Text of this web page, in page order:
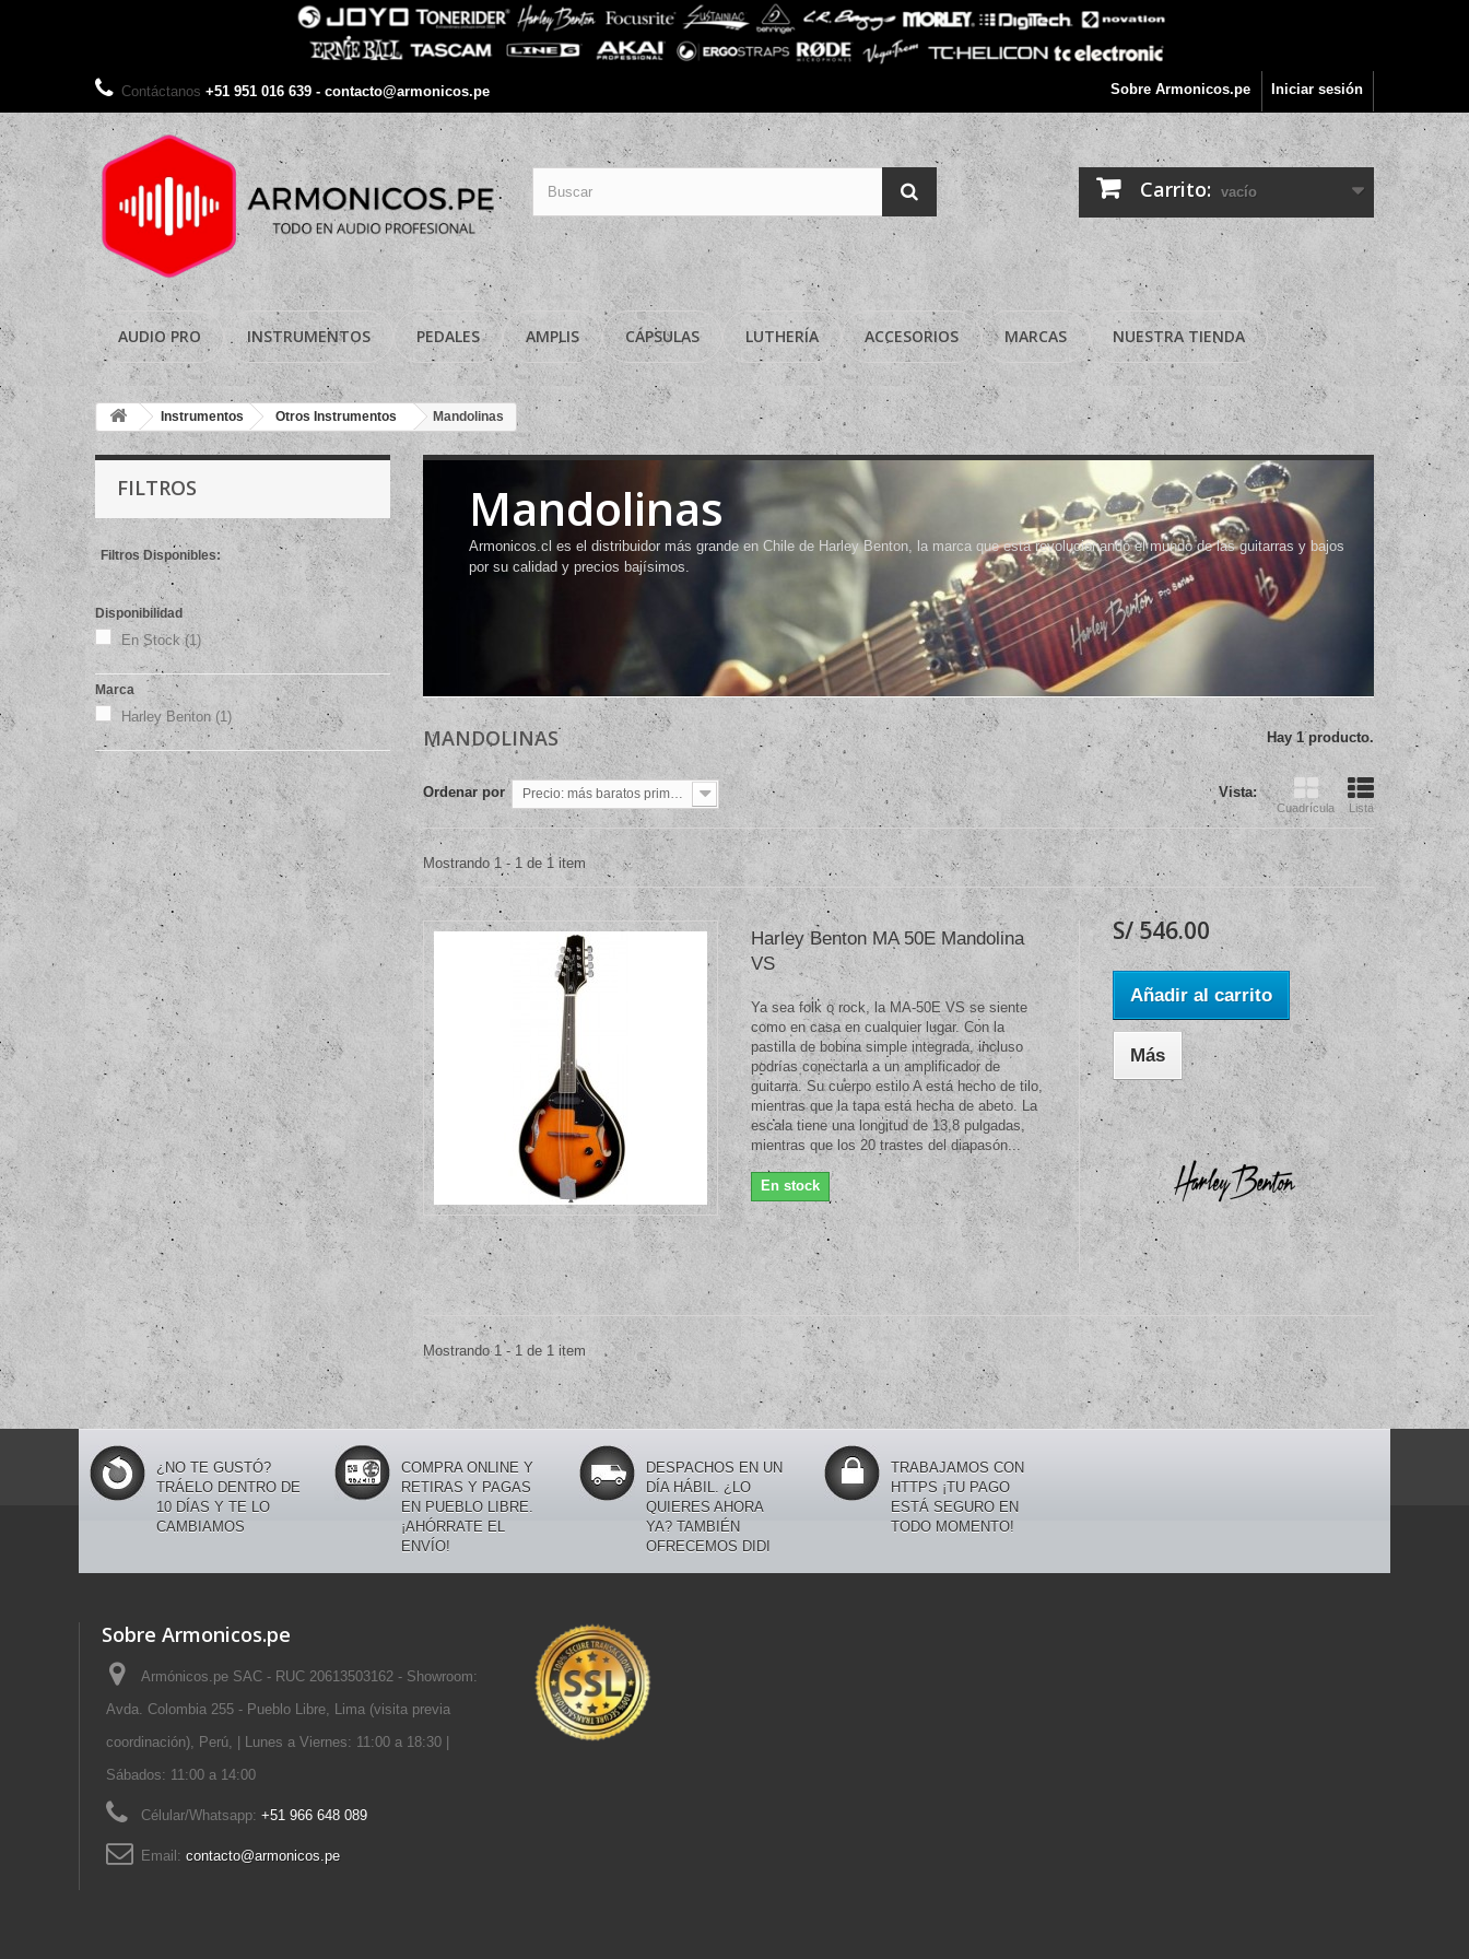
Iniciar sesión
Sobre Armonicos.pe
Contáctanos +51 951 016 639 - contacto@armonicos.pe
Carrito: vacío
AUDIO PRO INSTRUMENTOS PEDALES AMPLIS CÁPSULAS LUTHERÍA ACCESORIOS MARCAS NUESTRA TIENDA
Instrumentos Otros Instrumentos Mandolinas
FILTROS
Filtros Disponibles:
Disponibilidad
En Stock(1)
Marca
Harley Benton (1)
Mandolinas
Armonicos.cl es el distribuidor más grande en Chile de Harley Benton, la marca que está revolucionando el mundo de las guitarras y bajos
por su calidad y precios bajísimos.
MANDOLINAS Hay 1 producto.
Vista:
Cuadrícula Lista
Ordenar por Precio: más baratos primero
Mostrando 1 - 1 de 1 item
Harley Benton MA 50E Mandolina
VS
Ya sea folk o rock, la MA-50E VS se siente
como en casa en cualquier lugar. Con la
pastilla de bobina simple integrada, incluso
podrías conectarla a un amplificador de
guitarra. Su cuerpo estilo A está hecho de tilo,
mientras que la tapa está hecha de abeto. La
escala tiene una longitud de 13,8 pulgadas,
mientras que los 20 trastes del diapasón...
En stock
S/ 546.00
Añadir al carrito
Más
Mostrando 1 - 1 de 1 item
¿NO TE GUSTÓ?
TRÁELO DENTRO DE
10 DÍAS Y TE LO
CAMBIAMOS
COMPRA ONLINE Y
RETIRAS Y PAGAS
EN PUEBLO LIBRE.
¡AHÓRRATE EL
ENVÍO!
DESPACHOS EN UN
DÍA HÁBIL. ¿LO
QUIERES AHORA
YA? TAMBIÉN
OFRECEMOS DIDI
TRABAJAMOS CON
HTTPS ¡TU PAGO
ESTÁ SEGURO EN
TODO MOMENTO!
Sobre Armonicos.pe
Armónicos.pe SAC - RUC 20613503162 - Showroom:
Avda. Colombia 255 - Pueblo Libre, Lima (visita previa
coordinación), Perú, | Lunes a Viernes: 11:00 a 18:30 |
Sábados: 11:00 a 14:00
Célular/Whatsapp: +51 966 648 089
Email: contacto@armonicos.pe